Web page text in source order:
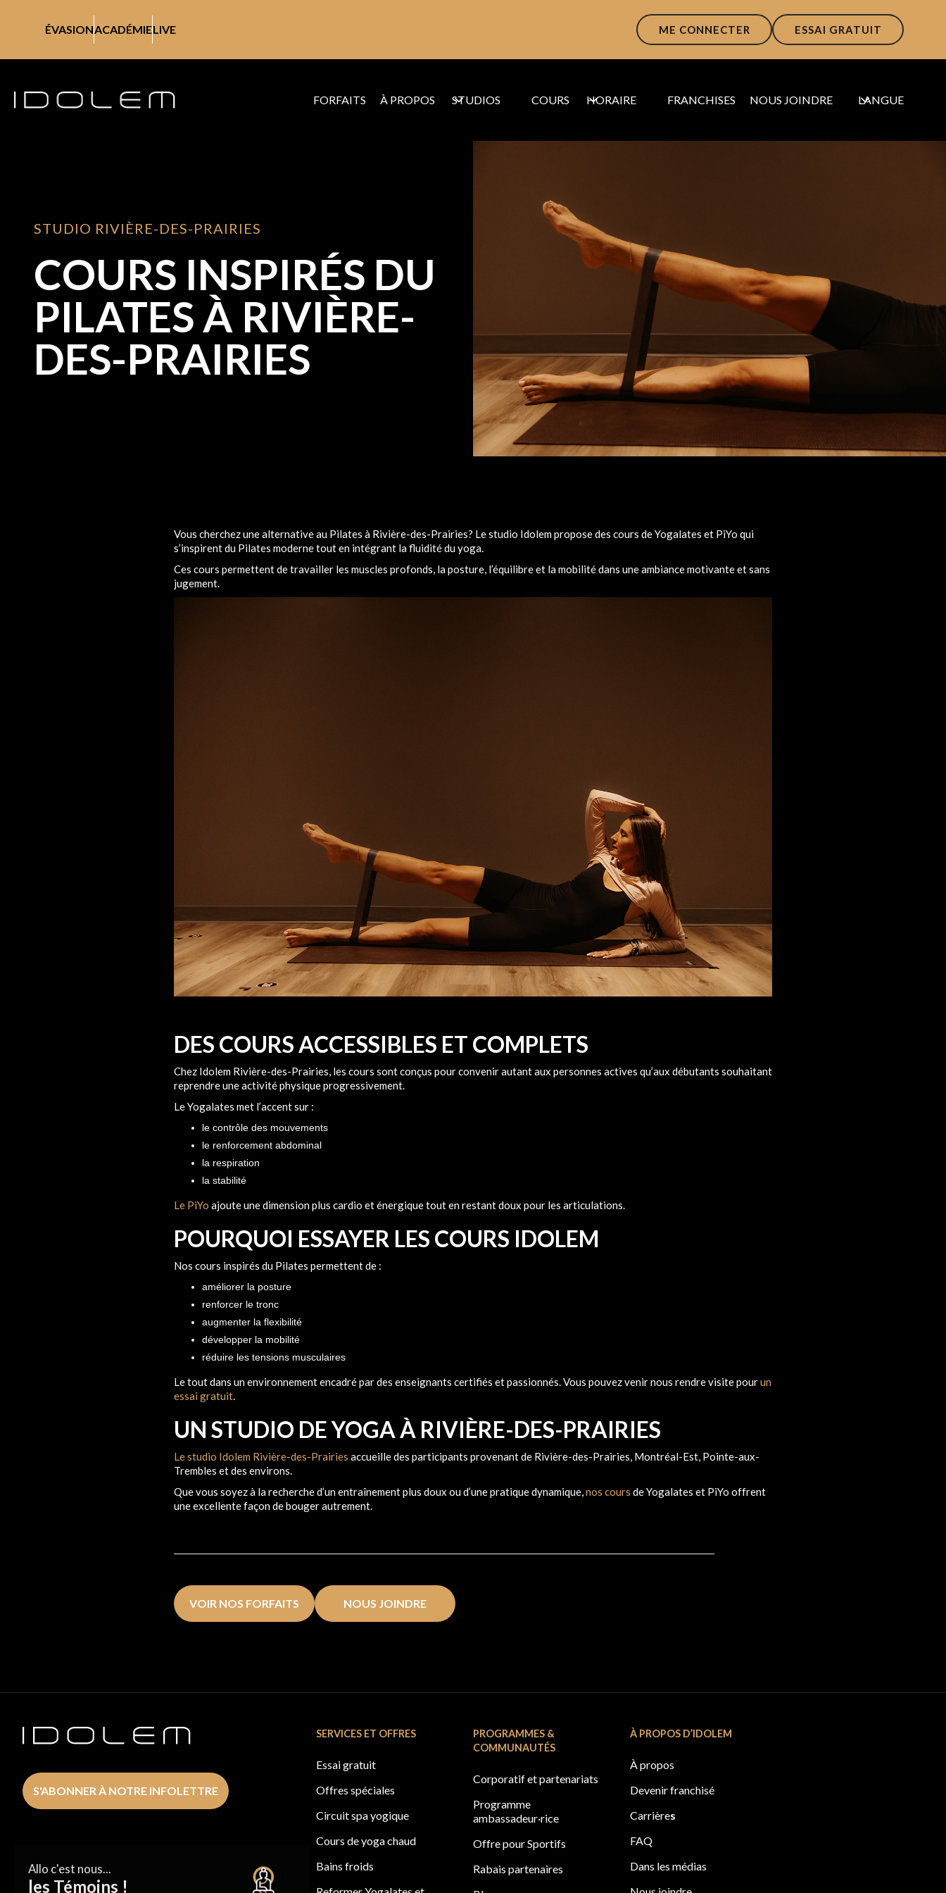
ÉVASIONACADÉMIELIVE ME CONNECTER ESSAI GRATUIT
FORFAITS À PROPOS STUDIOS COURS HORAIRE FRANCHISES NOUS JOINDRE LANGUE
STUDIO RIVIÈRE-DES-PRAIRIES
COURS INSPIRÉS DU
PILATES À RIVIÈRE-
DES-PRAIRIES
Vous cherchez une alternative au Pilates à Rivière-des-Prairies? Le studio Idolem propose des cours de Yogalates et PiYo qui
s’inspirent du Pilates moderne tout en intégrant la fluidité du yoga.
Ces cours permettent de travailler les muscles profonds, la posture, l’équilibre et la mobilité dans une ambiance motivante et sans
jugement.
DES COURS ACCESSIBLES ET COMPLETS
Chez Idolem Rivière-des-Prairies, les cours sont conçus pour convenir autant aux personnes actives qu’aux débutants souhaitant
reprendre une activité physique progressivement.
Le Yogalates met l’accent sur :
le contrôle des mouvements
le renforcement abdominal
la respiration
la stabilité
Le PiYo ajoute une dimension plus cardio et énergique tout en restant doux pour les articulations.
POURQUOI ESSAYER LES COURS IDOLEM
Nos cours inspirés du Pilates permettent de :
améliorer la posture
renforcer le tronc
augmenter la flexibilité
développer la mobilité
réduire les tensions musculaires
Le tout dans un environnement encadré par des enseignants certifiés et passionnés. Vous pouvez venir nous rendre visite pourun
essai gratuit.
UN STUDIO DE YOGA À RIVIÈRE-DES-PRAIRIES
Le studio Idolem Rivière-des-Prairies accueille des participants provenant de Rivière-des-Prairies, Montréal-Est, Pointe-aux-
Trembles et des environs.
Que vous soyez à la recherche d’un entraînement plus doux ou d’une pratique dynamique,nos cours de Yogalates et PiYo offrent
une excellente façon de bouger autrement.
VOIR NOS FORFAITS NOUS JOINDRE
S'ABONNER À NOTRE INFOLETTRE
SERVICES ET OFFRES
Essai gratuit
Offres spéciales
Circuit spa yogique
Cours de yoga chaud
Bains froids
PROGRAMMES &
COMMUNAUTÉS
Corporatif et partenariats
Programme
ambassadeur·rice
Offre pour Sportifs
Rabais partenaires
À PROPOS D’IDOLEM
À propos
Devenir franchisé
Carrières
FAQ
Dans les médias